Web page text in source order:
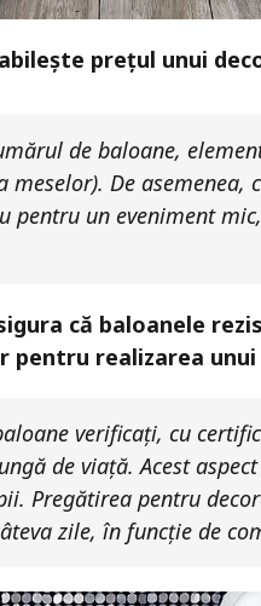
prețul unui
de baloane,
De asemenea,
pentru un eveniment
că baloanele
realizarea unui
verificați, cu
de viață. Acest
Pregătirea pentru
zile, în funcție de